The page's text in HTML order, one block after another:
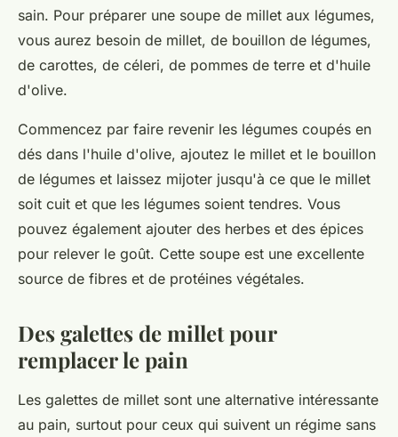
sain. Pour préparer une soupe de millet aux légumes,
vous aurez besoin de millet, de bouillon de légumes,
de carottes, de céleri, de pommes de terre et d'huile
d'olive.
Commencez par faire revenir les légumes coupés en
dés dans l'huile d'olive, ajoutez le millet et le bouillon
de légumes et laissez mijoter jusqu'à ce que le millet
soit cuit et que les légumes soient tendres. Vous
pouvez également ajouter des herbes et des épices
pour relever le goût. Cette soupe est une excellente
source de fibres et de protéines végétales.
Des galettes de millet pour
remplacer le pain
Les galettes de millet sont une alternative intéressante
au pain, surtout pour ceux qui suivent un régime sans